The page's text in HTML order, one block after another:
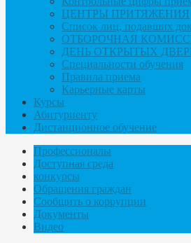
ЦЕНТРЫ ПРИТЯЖЕНИЯ
Список лиц, подавших
ОТБОРОЧНАЯ
ДЕНЬ ОТКРЫТЫХ
Специальности обучения
Правила приема
Карьерные карты
Курсы
Абитуриенту
Дистанционное обучение
Профессионалы
Доступная среда
конкурсы
Обращения граждан
Сообщить о коррупции
Документы
Видео